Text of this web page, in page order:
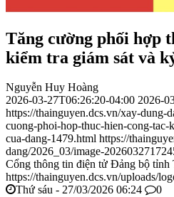
Tăng cường phối hợp
kiểm tra giám sát và
Nguyễn Huy Hoàng
2026-03-27T06:26:20-04:00 2026-
https://thainguyen.dcs.vn/xay-dung-
cuong-phoi-hop-thuc-hien-cong-tac-
cua-dang-1479.html https://
dang/2026_03/image-
Cổng thông tin điện tử Đảng bộ tỉnh
https://thainguyen.dcs.vn/uploads/
Thứ sáu - 27/03/2026 06:24
0